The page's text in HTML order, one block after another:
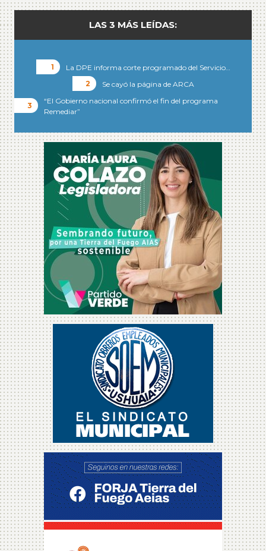
LAS 3 MÁS LEÍDAS:
La DPE informa corte programado del Servicio…
Se cayó la página de ARCA
“El Gobierno nacional confirmó el fin del programa
Remediar”